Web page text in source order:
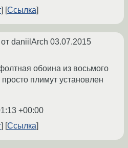
Ссылка
от daniilArch 03.07.2015
обоина из восьмого
плимут установлен
+00:00
Ссылка